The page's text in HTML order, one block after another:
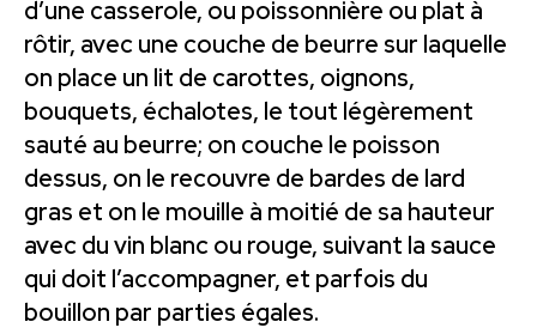
d’une casserole, ou poissonnière ou plat à
rôtir, avec une couche de beurre sur laquelle
on place un lit de carottes, oignons,
bouquets, échalotes, le tout légèrement
sauté au beurre; on couche le poisson
dessus, on le recouvre de bardes de lard
gras et on le mouille à moitié de sa hauteur
avec du vin blanc ou rouge, suivant la sauce
qui doit l’accompagner, et parfois du
bouillon par parties égales.